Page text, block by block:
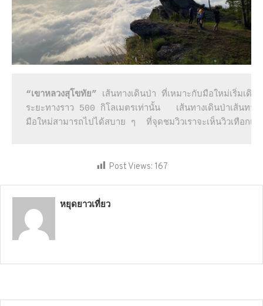
“เขาหลวงสุโขทัย” เส้นทางเดินป่า ที่เหมาะกับมือใหม่เริ่มเดิ
ระยะทางราว 500 กิโลเมตรเท่านั้น   เส้นทางเดินป่าเส้นทา
มือใหม่สามารถไปได้สบาย ๆ  ที่จุดชมวิวเราจะเห็นวิวเทือกเ
Post Views: 167
หยุดยาวเที่ยว